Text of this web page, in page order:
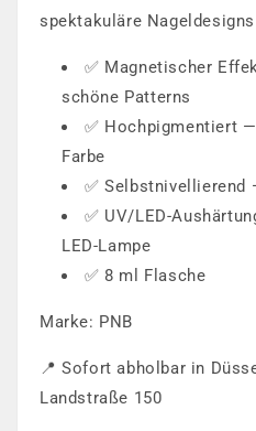
spektakuläre
✅ Magnetischer
schöne Patterns
✅ Hochpigmentiert
Farbe
✅
✅ UV/LED-
LED-Lampe
✅ 8 ml Flasche
Marke: PNB
📍 Sofort abholbar in
Landstraße 150